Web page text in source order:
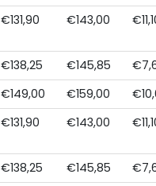
€131,90 €143,00
€138,25 €145,85
€149,00 €159,00
€131,90 €143,00
€138,25 €145,85